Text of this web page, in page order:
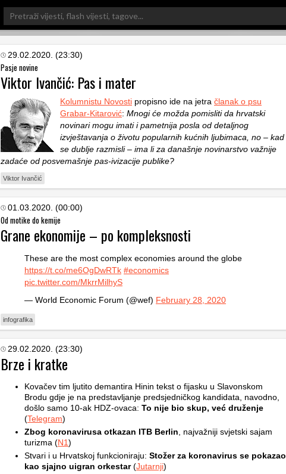
Search
for:
29.02.2020. (23:30)
Pasje novine
Viktor Ivančić: Pas i mater
Kolumnistu Novosti propisno ide na jetra članak o psu
Grabar-Kitarović: Mnogi će možda pomisliti da hrvatski
novinari mogu imati i pametnija posla od detaljnog
izvještavanja o životu popularnih kućnih ljubimaca, no – kad
se dublje razmisli – ima li za današnje novinarstvo važnije
zadaće od posvemašnje pas-ivizacije publike?
Viktor Ivančić
01.03.2020. (00:00)
Od motike do kemije
Grane ekonomije – po kompleksnosti
These are the most complex economies around the globe
https://t.co/me6OgDwRTk #economics
pic.twitter.com/MkrrMilhyS
— World Economic Forum (@wef) February 28, 2020
infografika
29.02.2020. (23:30)
Brze i kratke
Kovačev tim ljutito demantira Hinin tekst o fijasku u Slavonskom
Brodu gdje je na predstavljanje predsjedničkog kandidata, navodno,
došlo samo 10-ak HDZ-ovaca: To nije bio skup, već druženje
(Telegram)
Zbog koronavirusa otkazan ITB Berlin , najvažniji svjetski sajam
turizma (N1)
Stvari i u Hrvatskoj funkcioniraju: Stožer za koronavirus se pokazao
kao sjajno uigran orkestar(Jutarnji)